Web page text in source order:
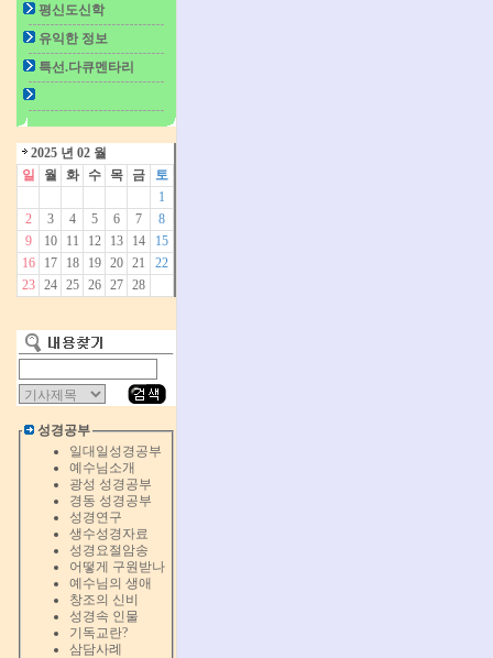
평신도신학
유익한 정보
특선.다큐멘타리
2025 년 02 월
일
월 화 수 목 금
토
1
2
3 4 5 6 7
8
9
10 11 12 13 14
15
16
17 18 19 20 21
22
23
24 25 26 27 28
성경공부
일대일성경공부
예수님소개
광성 성경공부
경동 성경공부
성경연구
생수성경자료
성경요절암송
어떻게 구원받나
예수님의 생애
창조의 신비
성경속 인물
기독교란?
삼담사례